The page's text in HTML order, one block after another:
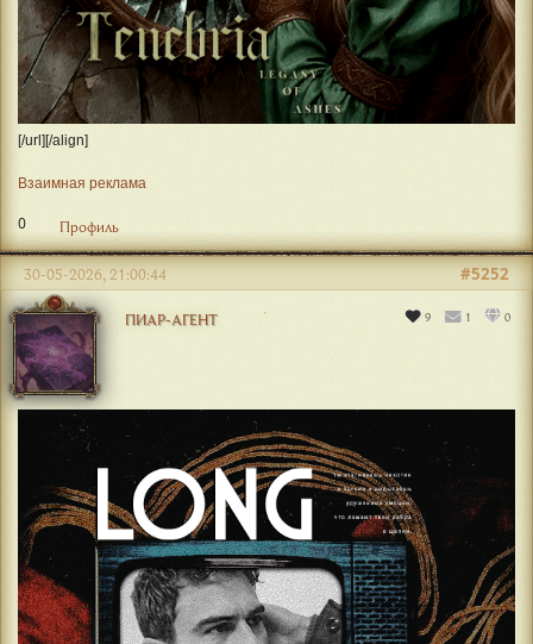
[/url][/align]
Взаимная реклама
0 Профиль
ПИАР-АГЕНТ 9 1 0
#5252
30-05-2026, 21:00:44